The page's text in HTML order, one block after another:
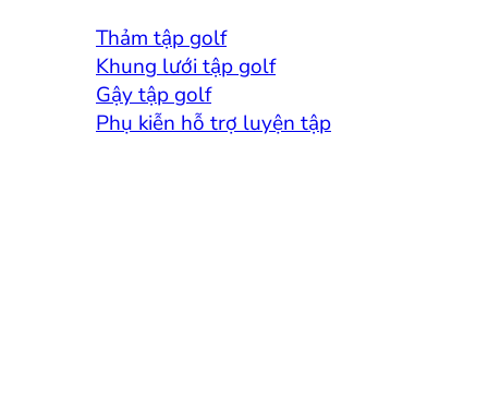
Thảm tập golf
Khung lưới tập golf
Gậy tập golf
Phụ kiễn hỗ trợ luyện tập